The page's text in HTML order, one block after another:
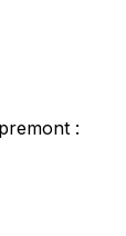
: